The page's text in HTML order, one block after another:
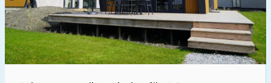
1 2 3 4 5
Entfernungen